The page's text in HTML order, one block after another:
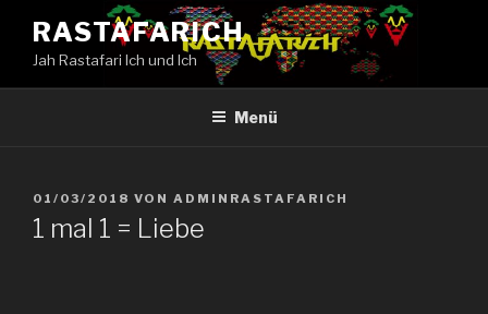
Inhalt
springen
RASTAFARICH
Jah Rastafari Ich und Ich
Menü
VERÖFFENTLICHT
AM
01/03/2018 VON ADMINRASTAFARICH
1 mal 1 = Liebe